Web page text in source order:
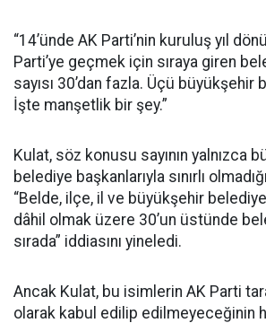
“14’ünde AK Parti’nin kuruluş yıl
Parti’ye geçmek için sıraya giren
sayısı 30’dan fazla. Üçü büyükşehir
İşte manşetlik bir şey.”
Kulat, söz konusu sayının yalnızca
belediye başkanlarıyla sınırlı
“Belde, ilçe, il ve büyükşehir
dâhil olmak üzere 30’un üstünde
sırada” iddiasını yineledi.
Ancak Kulat, bu isimlerin AK Parti
olarak kabul edilip edilmeyeceğinin